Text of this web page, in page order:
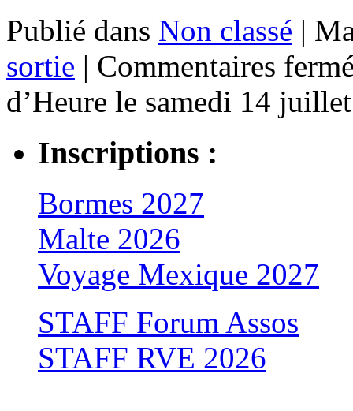
Publié dans Non classé |
sortie | Commentaires
d’Heure le samedi 14 juillet
Inscriptions :
Bormes 2027
Malte 2026
Voyage Mexique 2027
STAFF Forum Assos
STAFF RVE 2026